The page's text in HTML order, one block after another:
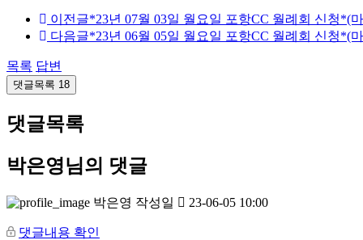
이전글*23년 07월 03일 월요일 포항CC 월례회 신청*(
다음글*23년 06월 05일 월요일 포항CC 월례회 신청*(
목록 답변
댓글목록 18
댓글목록
박은영님의 댓글
박은영 작성일 23-06-05 10:00
댓글내용 확인